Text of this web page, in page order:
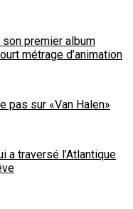
son premier album
métrage d’animation
pas sur «Van Halen»
a traversé l’Atlantique